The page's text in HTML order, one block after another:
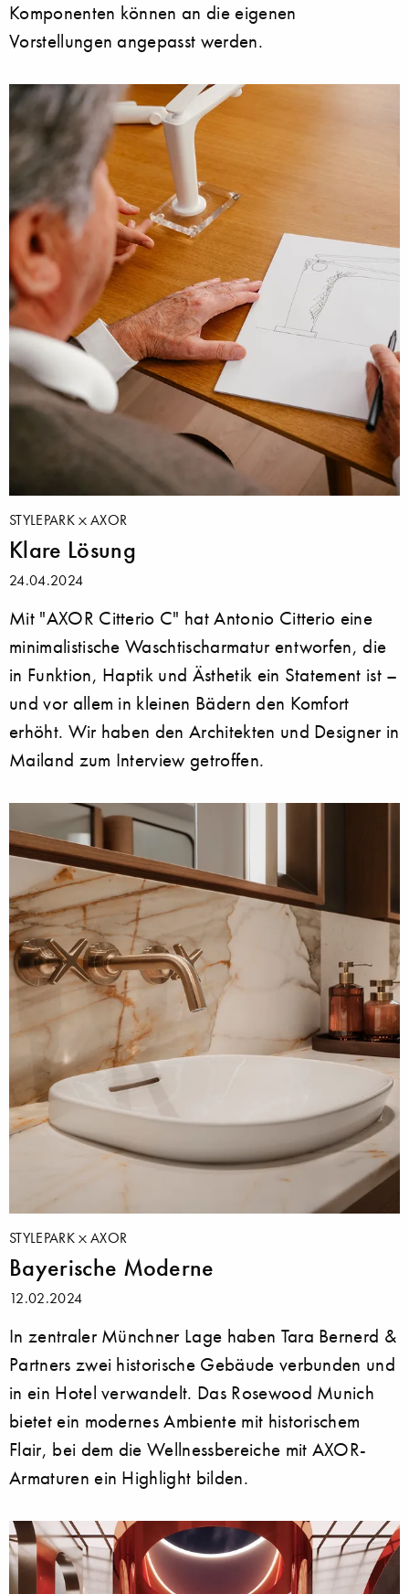
Komponenten können an die eigenen
Vorstellungen angepasst werden.
STYLEPARK AXOR
Klare Lösung
24.04.2024
Mit "AXOR Citterio C" hat Antonio Citterio eine
minimalistische Waschtischarmatur entworfen, die
in Funktion, Haptik und Ästhetik ein Statement ist –
und vor allem in kleinen Bädern den Komfort
erhöht. Wir haben den Architekten und Designer in
Mailand zum Interview getroffen.
STYLEPARK AXOR
Bayerische Moderne
12.02.2024
In zentraler Münchner Lage haben Tara Bernerd &
Partners zwei historische Gebäude verbunden und
in ein Hotel verwandelt. Das Rosewood Munich
bietet ein modernes Ambiente mit historischem
Flair, bei dem die Wellnessbereiche mit AXOR-
Armaturen ein Highlight bilden.